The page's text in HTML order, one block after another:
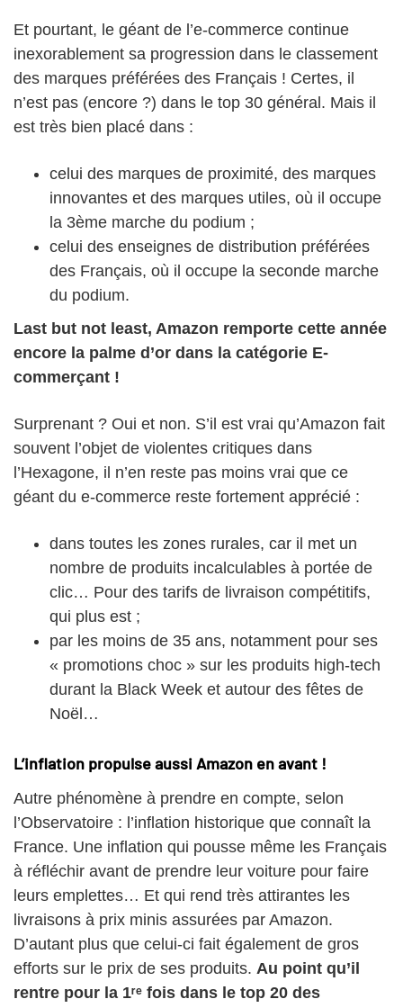
Et pourtant, le géant de l’e-commerce continue
inexorablement sa progression dans le classement
des marques préférées des Français ! Certes, il
n’est pas (encore ?) dans le top 30 général. Mais il
est très bien placé dans :
celui des marques de proximité, des marques
innovantes et des marques utiles, où il occupe
la 3ème marche du podium ;
celui des enseignes de distribution préférées
des Français, où il occupe la seconde marche
du podium.
Last but not least, Amazon remporte cette année
encore la palme d’or dans la catégorie E-
commerçant !
Surprenant ? Oui et non. S’il est vrai qu’Amazon fait
souvent l’objet de violentes critiques dans
l’Hexagone, il n’en reste pas moins vrai que ce
géant du e-commerce reste fortement apprécié :
dans toutes les zones rurales, car il met un
nombre de produits incalculables à portée de
clic… Pour des tarifs de livraison compétitifs,
qui plus est ;
par les moins de 35 ans, notamment pour ses
« promotions choc » sur les produits high-tech
durant la Black Week et autour des fêtes de
Noël…
L’inflation propulse aussi Amazon en avant !
Autre phénomène à prendre en compte, selon
l’Observatoire : l’inflation historique que connaît la
France. Une inflation qui pousse même les Français
à réfléchir avant de prendre leur voiture pour faire
leurs emplettes… Et qui rend très attirantes les
livraisons à prix minis assurées par Amazon.
D’autant plus que celui-ci fait également de gros
efforts sur le prix de ses produits. Au point qu’il
rentre pour la 1ʳᵉ fois dans le top 20 des